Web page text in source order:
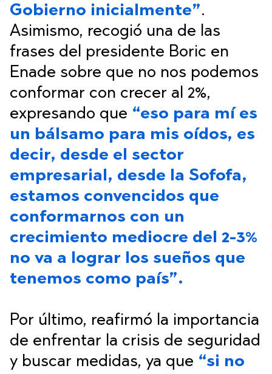
Gobierno inicialmente”.
Asimismo, recogió una de las
frases del presidente Boric en
Enade sobre que no nos podemos
conformar con crecer al 2%,
expresando que “eso para mí es
un bálsamo para mis oídos, es
decir, desde el sector
empresarial, desde la Sofofa,
estamos convencidos que
conformarnos con un
crecimiento mediocre del 2-3%
no va a lograr los sueños que
tenemos como país”.
Por último, reafirmó la importancia
de enfrentar la crisis de seguridad
y buscar medidas, ya que “si no